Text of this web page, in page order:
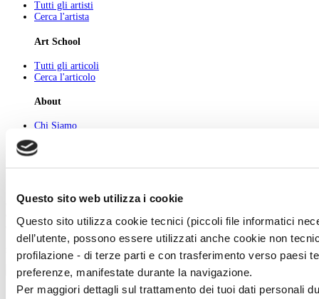
Questo sito web utilizza i cookie
Questo sito utilizza cookie tecnici (piccoli file informatici
dell’utente, possono essere utilizzati anche cookie non
profilazione - di terze parti e con trasferimento verso paesi
preferenze, manifestate durante la navigazione.
Per maggiori dettagli sul trattamento dei tuoi dati personali
Tutti gli artisti
Cerca l'artista
Art School
Tutti gli articoli
Cerca l'articolo
About
Chi Siamo
Newsletter
© 2026 GIUNTI EDITORE s.p.a., piazza Virgilio 4 - 20123 Milano
Codice fiscale e numero d'iscrizione al Registro Imprese di Milano - 80009810484
Capitale sociale € 8.000.000,00 i.v.